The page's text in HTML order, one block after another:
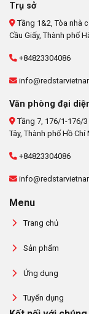
Trụ sở
Tầng 1&2, Tòa nhà
Cầu Giấy, Thành phố
+84823304086
Văn phòng đại
Tầng 7, 176/1-176/
Tây, Thành phố Hồ Chí
+84823304086
Menu
Trang chủ
Sản phẩm
Ứng dụng
Tuyển dụng